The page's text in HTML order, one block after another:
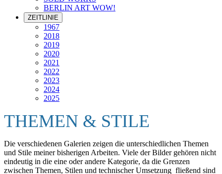
BERLIN ART WOW!
ZEITLINIE
1967
2018
2019
2020
2021
2022
2023
2024
2025
THEMEN & STILE
Die verschiedenen Galerien zeigen die unterschiedlichen Themen
und Stile meiner bisherigen Arbeiten. Viele der Bilder gehören nicht
eindeutig in die eine oder andere Kategorie, da die Grenzen
zwischen Themen, Stilen und technischer Umsetzung fließend sind